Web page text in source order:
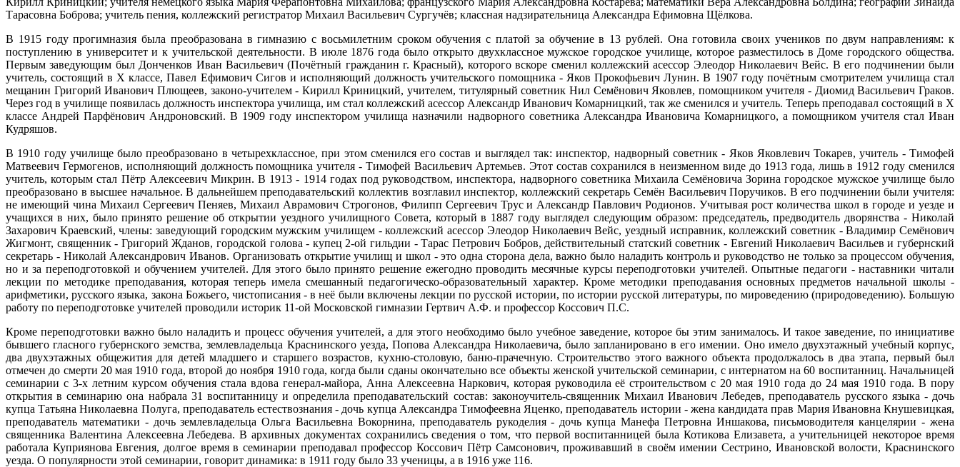
Тарасовна Боброва; учитель пения, коллежский регистратор Михаил Васильевич Сургучёв; классная надзирательница Александра Ефимовна Щёлкова.
В 1915 году прогимназия была преобразована в гимназию с восьмилетним сроком обучения с платой за обучение в 13 рублей. Она готовила своих учеников по двум направлениям: к
поступлению в университет и к учительской деятельности. В июле 1876 года было открыто двухклассное мужское городское училище, которое разместилось в Доме городского общества.
Первым заведующим был Донченков Иван Васильевич (Почётный гражданин г. Красный), которого вскоре сменил коллежский асессор Элеодор Николаевич Вейс. В его подчинении были
учитель, состоящий в Х классе, Павел Ефимович Сигов и исполняющий должность учительского помощника - Яков Прокофьевич Лунин. В 1907 году почётным смотрителем училища стал
мещанин Григорий Иванович Плющеев, законо-учителем - Кирилл Криницкий, учителем, титулярный советник Нил Семёнович Яковлев, помощником учителя - Диомид Васильевич Граков.
Через год в училище появилась должность инспектора училища, им стал коллежский асессор Александр Иванович Комарницкий, так же сменился и учитель. Теперь преподавал состоящий в Х
классе Андрей Парфёнович Андроновский. В 1909 году инспектором училища назначили надворного советника Александра Ивановича Комарницкого, а помощником учителя стал Иван
Кудряшов.
В 1910 году училище было преобразовано в четырехклассное, при этом сменился его состав и выглядел так: инспектор, надворный советник - Яков Яковлевич Токарев, учитель - Тимофей
Матвеевич Гермогенов, исполняющий должность помощника учителя - Тимофей Васильевич Артемьев. Этот состав сохранился в неизменном виде до 1913 года, лишь в 1912 году сменился
учитель, которым стал Пётр Алексеевич Микрин. В 1913 - 1914 годах под руководством, инспектора, надворного советника Михаила Семёновича Зорина городское мужское училище было
преобразовано в высшее начальное. В дальнейшем преподавательский коллектив возглавил инспектор, коллежский секретарь Семён Васильевич Поручиков. В его подчинении были учителя:
не имеющий чина Михаил Сергеевич Пеняев, Михаил Аврамович Строгонов, Филипп Сергеевич Трус и Александр Павлович Родионов. Учитывая рост количества школ в городе и уезде и
учащихся в них, было принято решение об открытии уездного училищного Совета, который в 1887 году выглядел следующим образом: председатель, предводитель дворянства - Николай
Захарович Краевский, члены: заведующий городским мужским училищем - коллежский асессор Элеодор Николаевич Вейс, уездный исправник, коллежский советник - Владимир Семёнович
Жигмонт, священник - Григорий Жданов, городской голова - купец 2-ой гильдии - Тарас Петрович Бобров, действительный статский советник - Евгений Николаевич Васильев и губернский
секретарь - Николай Александрович Иванов. Организовать открытие училищ и школ - это одна сторона дела, важно было наладить контроль и руководство не только за процессом обучения,
но и за переподготовкой и обучением учителей. Для этого было принято решение ежегодно проводить месячные курсы переподготовки учителей. Опытные педагоги - наставники читали
лекции по методике преподавания, которая теперь имела смешанный педагогическо-образовательный характер. Кроме методики преподавания основных предметов начальной школы -
арифметики, русского языка, закона Божьего, чистописания - в неё были включены лекции по русской истории, по истории русской литературы, по мироведению (природоведению). Большую
работу по переподготовке учителей проводили историк 11-ой Московской гимназии Гертвич А.Ф. и профессор Коссович П.С.
Кроме переподготовки важно было наладить и процесс обучения учителей, а для этого необходимо было учебное заведение, которое бы этим занималось. И такое заведение, по инициативе
бывшего гласного губернского земства, землевладельца Краснинского уезда, Попова Александра Николаевича, было запланировано в его имении. Оно имело двухэтажный учебный корпус,
два двухэтажных общежития для детей младшего и старшего возрастов, кухню-столовую, баню-прачечную. Строительство этого важного объекта продолжалось в два этапа, первый был
отмечен до смерти 20 мая 1910 года, второй до ноября 1910 года, когда были сданы окончательно все объекты женской учительской семинарии, с интернатом на 60 воспитанниц. Начальницей
семинарии с 3-х летним курсом обучения стала вдова генерал-майора, Анна Алексеевна Наркович, которая руководила её строительством с 20 мая 1910 года до 24 мая 1910 года. В пору
открытия в семинарию она набрала 31 воспитанницу и определила преподавательский состав: законоучитель-священник Михаил Иванович Лебедев, преподаватель русского языка - дочь
купца Татьяна Николаевна Полуга, преподаватель естествознания - дочь купца Александра Тимофеевна Яценко, преподаватель истории - жена кандидата прав Мария Ивановна Кнушевицкая,
преподаватель математики - дочь землевладельца Ольга Васильевна Вокорнина, преподаватель рукоделия - дочь купца Манефа Петровна Иншакова, письмоводителя канцелярии - жена
священника Валентина Алексеевна Лебедева. В архивных документах сохранились сведения о том, что первой воспитанницей была Котикова Елизавета, а учительницей некоторое время
работала Куприянова Евгения, долгое время в семинарии преподавал профессор Коссович Пётр Самсонович, проживавший в своём имении Сестрино, Ивановской волости, Краснинского
уезда. О популярности этой семинарии, говорит динамика: в 1911 году было 33 ученицы, а в 1916 уже 116.